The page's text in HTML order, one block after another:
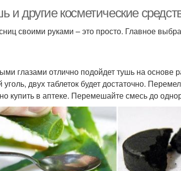
и другие косметические
своими руками – это просто. Главное
глазами отлично подойдет тушь на основе
двух таблеток будет достаточно.
купить в аптеке. Перемешайте смесь до